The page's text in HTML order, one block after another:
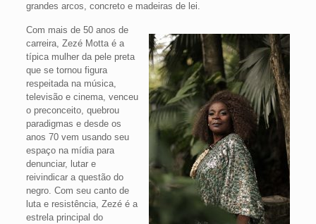
grandes arcos, concreto e madeiras de lei.
Com mais de 50 anos de
carreira, Zezé Motta é a
típica mulher da pele preta
que se tornou figura
respeitada na música,
televisão e cinema, venceu
o preconceito, quebrou
paradigmas e desde os
anos 70 vem usando seu
espaço na mídia para
denunciar, lutar e
reivindicar a questão do
negro. Com seu canto de
luta e resistência, Zezé é a
estrela principal do